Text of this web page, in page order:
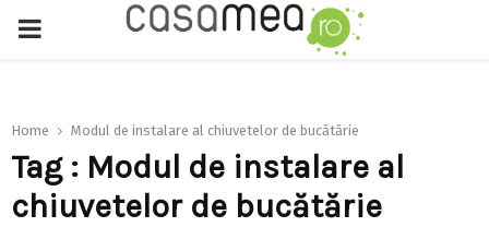
PRIMARY
Home Modul de instalare al chiuvetelor de bucătărie
Tag : Modul de instalare al
chiuvetelor de bucătărie